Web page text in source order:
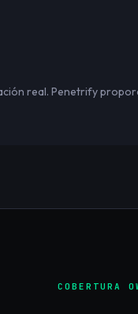
real. Penetrify
COBERTURA